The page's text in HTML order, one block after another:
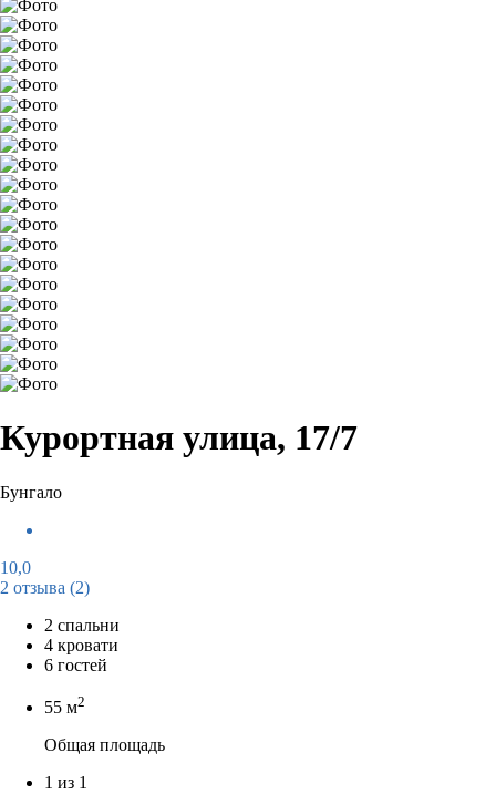
Курортная улица, 17/7
Бунгало
10,0
2 отзыва (2)
2 спальни
4 кровати
6 гостей
55 м2
Общая площадь
1 из 1